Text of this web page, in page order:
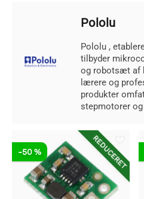
Pololu
Pololu ,
tilbyder
og robotsæt af
lærere og
produkter
stepmotorer
REDUCERET
-50 %